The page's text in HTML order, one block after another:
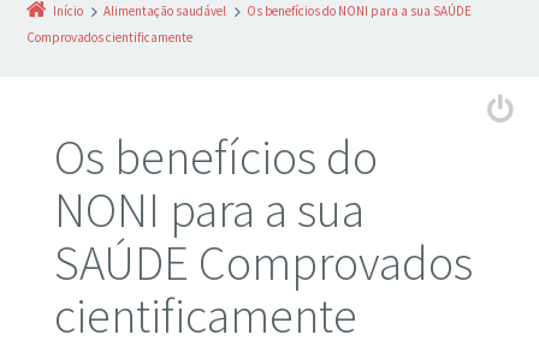
Início Alimentação saudável
Os benefícios do NONI para a sua SAÚDE
Comprovados cientificamente
Os benefícios do
NONI para a sua
SAÚDE Comprovados
cientificamente